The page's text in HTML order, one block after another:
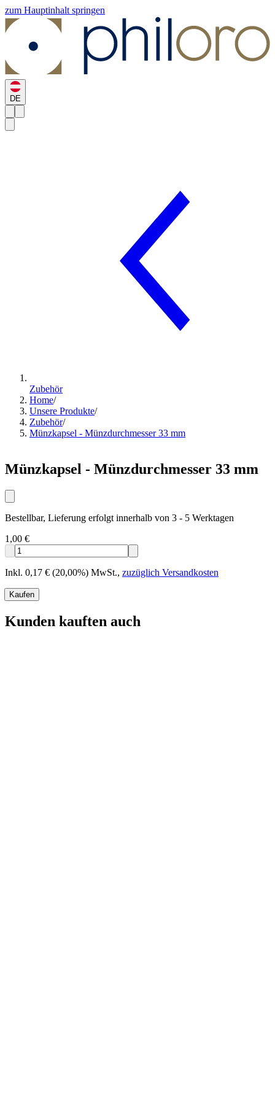
zum Hauptinhalt springen
DE
Zubehör
Home/
Unsere Produkte/
Zubehör/
Münzkapsel - Münzdurchmesser 33 mm
Münzkapsel - Münzdurchmesser 33 mm
Bestellbar, Lieferung erfolgt innerhalb von 3 - 5 Werktagen
1,00 €
Inkl. 0,17 € (20,00%) MwSt., zuzüglich Versandkosten
Kaufen
Kunden kauften auch